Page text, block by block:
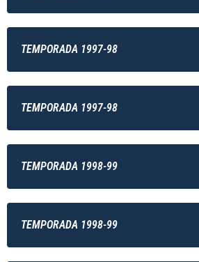
TEMPORADA 1997-98
TEMPORADA 1997-98
TEMPORADA 1998-99
TEMPORADA 1998-99